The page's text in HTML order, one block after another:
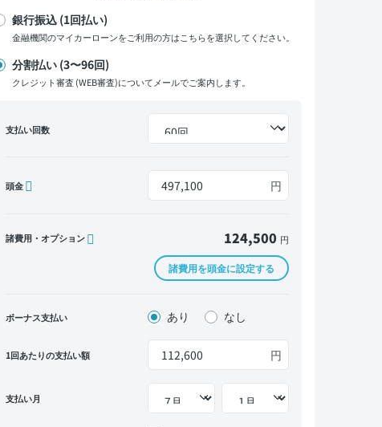
銀行振込 (1回払い)
金融機関のマイカーローンをご利用の方はこちらを選択してください。
分割払い (3〜96回)
クレジット審査 (WEB審査)についてメールでご案内します。
支払い回数
頭金 円
諸費用・オプション 124,500 円
諸費用を頭金に設定する
ボーナス支払い あり なし
1回あたりの支払い額 円
支払い月